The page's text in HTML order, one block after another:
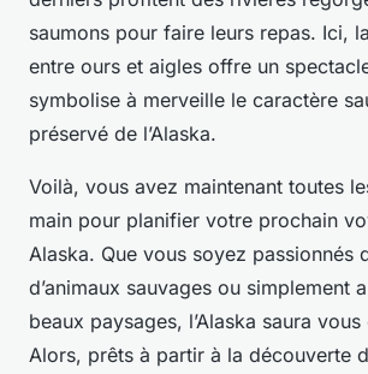
saumons pour faire leurs repas. Ici,
entre ours et aigles offre un
symbolise à merveille le caractère
préservé de l’Alaska.
Voilà, vous avez maintenant toutes
main pour planifier votre prochain
Alaska. Que vous soyez passionnés
d’animaux sauvages ou simplement
beaux paysages, l’Alaska saura
Alors, prêts à partir à la découverte